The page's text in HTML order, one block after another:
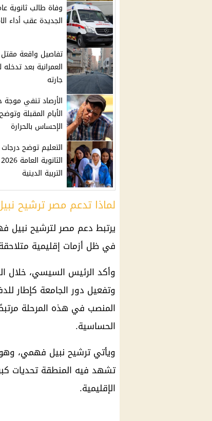
وفاة طالب ثانوية
الجديدة عقب أداء
تفاصيل واقعة
العمرانية بعد
جارته
الأرصاد تنفي موجة
الأيام المقبلة
الإحساس بالحرارة
التعليم توضح
التربية الدينية
لماذا تدعم مصر ترشيح
يرتبط دعم مصر لترشيح نبيل
في ظل أزمات إقليمية
وأكد الرئيس السيسي، خلال
وتفعيل دور الجامعة كإطار
المنصب في هذه المرحلة
الحساسية.
ويأتي ترشيح نبيل فهمي،
تشهد فيه المنطقة تحديات
الإقليمية.